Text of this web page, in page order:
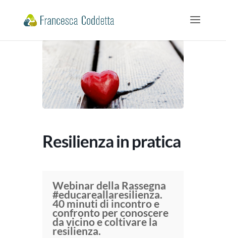
Resilienza in pratica
Webinar della Rassegna
#educareallaresilienza.
40 minuti di incontro e
confronto per conoscere
da vicino e coltivare la
resilienza.